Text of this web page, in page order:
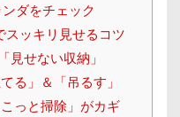
ダをチェック
ッキリ見せるコツ
せない収納」
」＆「吊るす」
っと掃除」がカギ